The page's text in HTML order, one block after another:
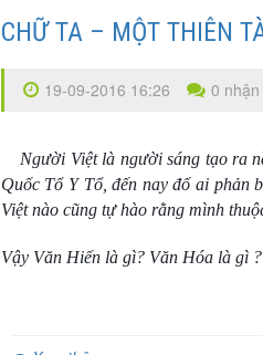
CHỮ TA – MỘT THIÊN
19-09-2016 16:26 0
Người Việt là người sáng tạo ra
Quốc Tổ Y Tổ, đến nay đố ai
Việt nào cũng tự hào rằng mình
Vậy Văn Hiến là gì? Văn Hóa là gì